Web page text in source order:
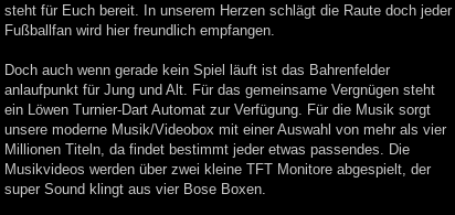
steht für Euch bereit. In unserem Herzen schlägt die Raute doch jeder
Fußballfan wird hier freundlich empfangen.
Doch auch wenn gerade kein Spiel läuft ist das Bahrenfelder
anlaufpunkt für Jung und Alt. Für das gemeinsame Vergnügen steht
ein Löwen Turnier-Dart Automat zur Verfügung. Für die Musik sorgt
unsere moderne Musik/Videobox mit einer Auswahl von mehr als vier
Millionen Titeln, da findet bestimmt jeder etwas passendes. Die
Musikvideos werden über zwei kleine TFT Monitore abgespielt, der
super Sound klingt aus vier Bose Boxen.